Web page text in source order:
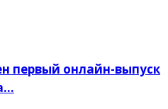
первый онлайн-выпуск